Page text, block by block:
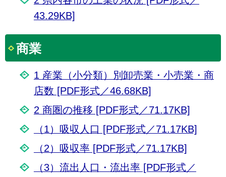
43.29KB]
商業
1 産業（小分類）別卸売業・小売業・商
店数 [PDF形式／46.68KB]
2 商圏の推移 [PDF形式／71.17KB]
（1）吸収人口 [PDF形式／71.17KB]
（2）吸収率 [PDF形式／71.17KB]
（3）流出人口・流出率 [PDF形式／